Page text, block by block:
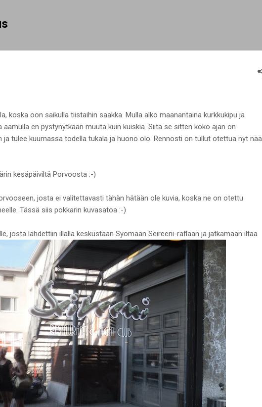
koska oon saikulla tiistaihin saakka. Mulla alko maanantaina kurkkukipu ja
en pystynytkään muuta kuin kuiskia. Siitä se sitten koko ajan on
ja tulee kuumassa todella tukala ja huono olo. Rennosti on tullut otettua nyt nää
kesäpäiviltä Porvoosta :-)
josta ei valitettavasti tähän hätään ole kuvia, koska ne on otettu
Tässä siis pokkarin kuvasatoa :-)
josta lähdettiin illalla keskustaan Syömään Seireeni-raflaan ja jatkamaan iltaa